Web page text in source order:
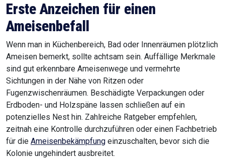
Erste Anzeichen für einen
Ameisenbefall
Wenn man in Küchenbereich, Bad oder Innenräumen plötzlich
Ameisen bemerkt, sollte achtsam sein. Auffällige Merkmale
sind gut erkennbare Ameisenwege und vermehrte
Sichtungen in der Nähe von Ritzen oder
Fugenzwischenräumen. Beschädigte Verpackungen oder
Erdboden- und Holzspäne lassen schließen auf ein
potenzielles Nest hin. Zahlreiche Ratgeber empfehlen,
zeitnah eine Kontrolle durchzuführen oder einen Fachbetrieb
für die Ameisenbekämpfung einzuschalten, bevor sich die
Kolonie ungehindert ausbreitet.